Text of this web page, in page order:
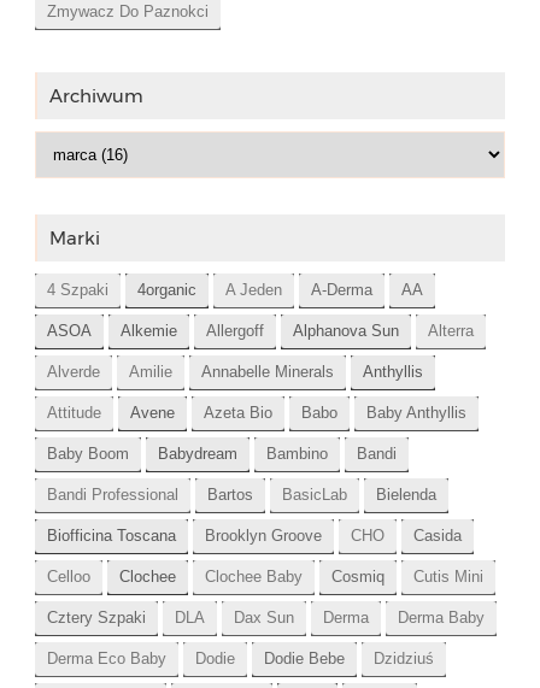
Zmywacz Do Paznokci
Archiwum
Marki
4 Szpaki 4organic A Jeden A-Derma AA
ASOA Alkemie Allergoff Alphanova Sun Alterra
Alverde Amilie Annabelle Minerals Anthyllis
Attitude Avene Azeta Bio Babo Baby Anthyllis
Baby Boom Babydream Bambino Bandi
Bandi Professional Bartos BasicLab Bielenda
Biofficina Toscana Brooklyn Groove CHO Casida
Celloo Clochee Clochee Baby Cosmiq Cutis Mini
Cztery Szpaki DLA Dax Sun Derma Derma Baby
Derma Eco Baby Dodie Dodie Bebe Dzidziuś